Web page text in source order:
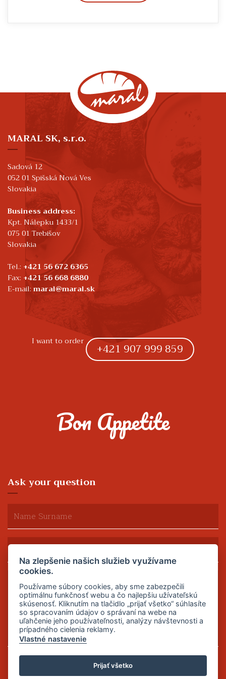
MARAL SK, s.r.o.
Sadová 12
052 01 Spišská Nová Ves
Slovakia
Business address:
Kpt. Nálepku 1433/1
075 01 Trebišov
Slovakia
Tel.: +421 56 672 6365
Fax: +421 56 668 6880
E-mail:maral@maral.sk
I want to order +421 907 999 859
Bon Appetite
Ask your question
Send
Na zlepšenie našich služieb využívame
cookies.
Používame súbory cookies, aby sme zabezpečili
optimálnu funkčnosť webu a čo najlepšiu užívateľskú
skúsenosť. Kliknutím na tlačidlo „prijať všetko“ súhlasíte
so spracovaním údajov o správaní na webe na
uľahčenie jeho používateľnosti, analýzy návštevnosti a
prípadného cielenia reklamy.
Vlastné nastavenie
Prijať všetko